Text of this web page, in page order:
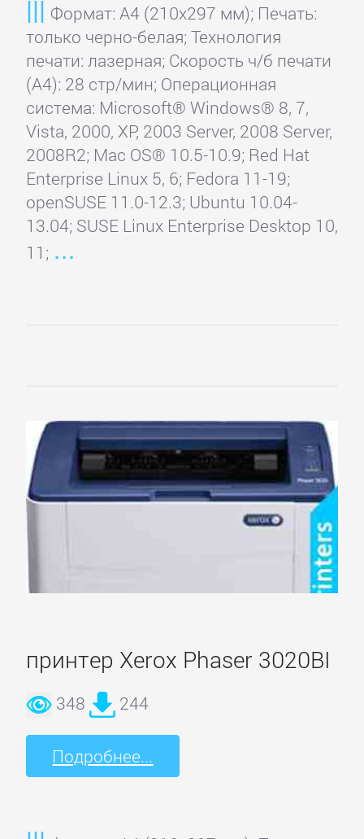
Формат: A4 (210x297 мм); Печать:
только черно-белая; Технология
печати: лазерная; Скорость ч/б печати
(А4): 28 стр/мин; Операционная
система: Microsoft® Windows® 8, 7,
Vista, 2000, XP, 2003 Server, 2008 Server,
2008R2; Mac OS® 10.5-10.9; Red Hat
Enterprise Linux 5, 6; Fedora 11-19;
openSUSE 11.0-12.3; Ubuntu 10.04-
13.04; SUSE Linux Enterprise Desktop 10,
11;
принтер Xerox Phaser 3020BI
348 244
Подробнее...